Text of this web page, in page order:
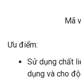
Mã
Ưu điểm:
Sử dụng chất
dụng và cho